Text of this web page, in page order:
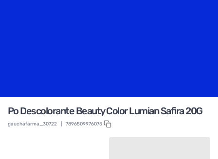
Po Descolorante Beauty Color Lumian Safira 20G
gauchafarma_30722 7896509976075